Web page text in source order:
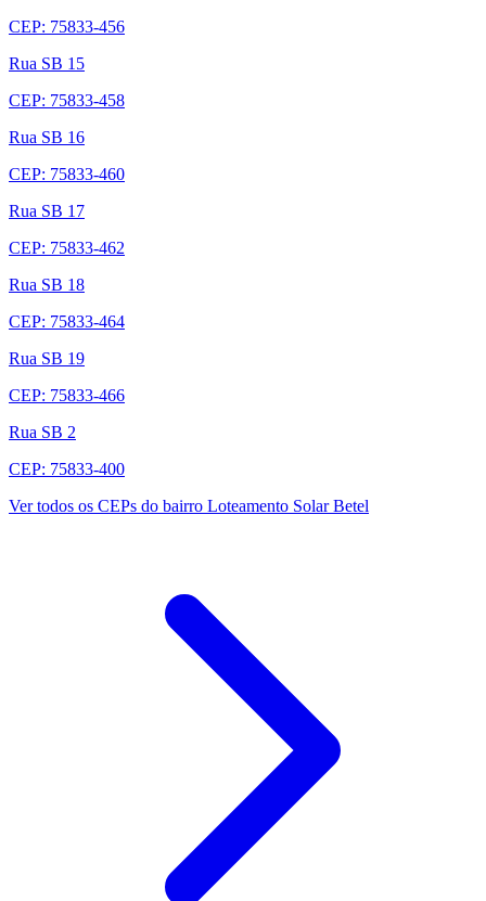
CEP: 75833-456
Rua SB 15
CEP: 75833-458
Rua SB 16
CEP: 75833-460
Rua SB 17
CEP: 75833-462
Rua SB 18
CEP: 75833-464
Rua SB 19
CEP: 75833-466
Rua SB 2
CEP: 75833-400
Ver todos os CEPs do bairro Loteamento Solar Betel